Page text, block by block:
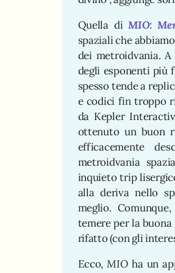
Quella diMIO:
spaziali che
dei metroidvania.
degli esponenti più
spesso tende a
e codici fin troppo
da Kepler
ottenuto un buon
efficacemente
metroidvania
inquieto trip
alla deriva nello
meglio.
temere per la
rifatto (con gli
Ecco,MIO ha un